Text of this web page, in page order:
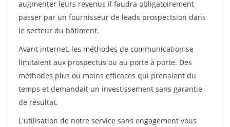
augmenter leurs revenus il faudra obligatoirement
passer par un fournisseur de leads prospectsion dans
le secteur du bâtiment.
Avant internet, les méthodes de communication se
limitaient aux prospectus ou au porte à porte. Des
méthodes plus ou moins efficaces qui prenaient du
temps et demandait un investissement sans garantie
de résultat.
L'utilisation de notre service sans engagement vous